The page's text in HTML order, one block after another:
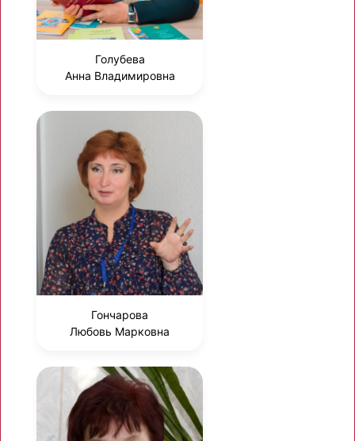
Голубева
Анна Владимировна
Гончарова
Любовь Марковна